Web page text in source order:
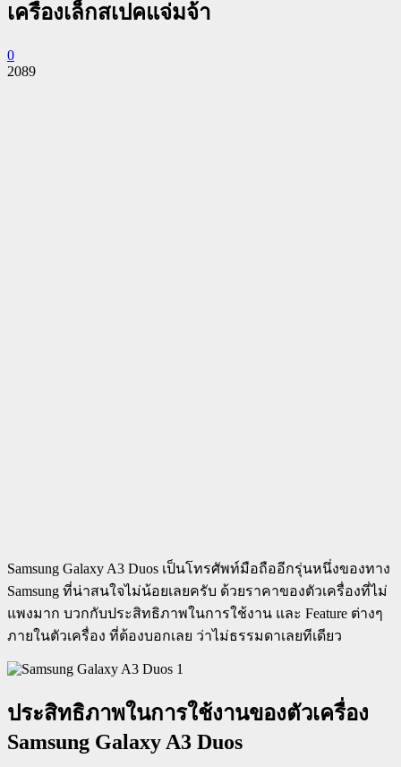
เครื่องเล็กสเปคแจ่มจ้า
0
2089
Samsung Galaxy A3 Duos เป็นโทรศัพท์มือถืออีกรุ่นหนึ่งของทาง
Samsung ที่น่าสนใจไม่น้อยเลยครับ ด้วยราคาของตัวเครื่องที่ไม่
แพงมาก บวกกับประสิทธิภาพในการใช้งาน และ Feature ต่างๆ
ภายในตัวเครื่อง ที่ต้องบอกเลย ว่าไม่ธรรมดาเลยทีเดียว
ประสิทธิภาพในการใช้งานของตัวเครื่อง
Samsung Galaxy A3 Duos